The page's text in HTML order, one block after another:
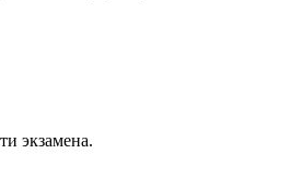
экзамена.